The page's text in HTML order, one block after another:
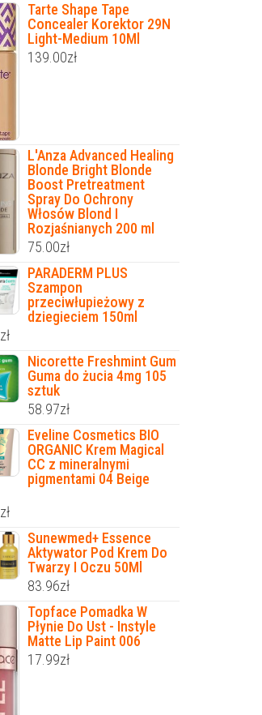
Tarte Shape Tape
Concealer Korektor 29N
Light-Medium 10Ml
139.00zł
L'Anza Advanced Healing
Blonde Bright Blonde
Boost Pretreatment
Spray Do Ochrony
Włosów Blond I
Rozjaśnianych 200 ml
75.00zł
PARADERM PLUS
Szampon
przeciwłupieżowy z
dziegieciem 150ml
zł
Nicorette Freshmint Gum
Guma do żucia 4mg 105
sztuk
58.97zł
Eveline Cosmetics BIO
ORGANIC Krem Magical
CC z mineralnymi
pigmentami 04 Beige
zł
Sunewmed+ Essence
Aktywator Pod Krem Do
Twarzy I Oczu 50Ml
83.96zł
Topface Pomadka W
Płynie Do Ust - Instyle
Matte Lip Paint 006
17.99zł